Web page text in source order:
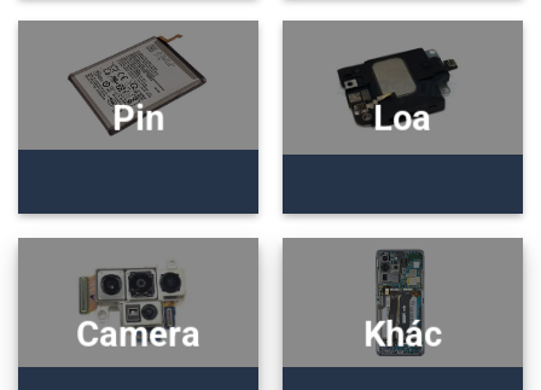
Pin Loa
Camera Khác